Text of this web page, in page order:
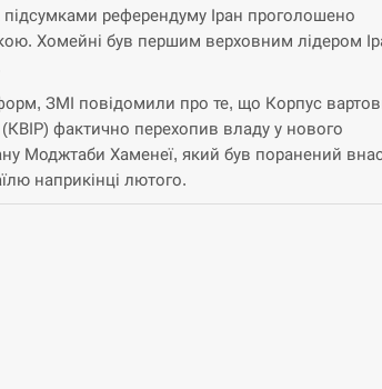
підсумками референдуму Іран проголошено
Хомейні був першим верховним лідером
ЗМІ повідомили про те, що Корпус
(КВІР) фактично перехопив владу у нового
Моджтаби Хаменеї, який був поранений
наприкінці лютого.